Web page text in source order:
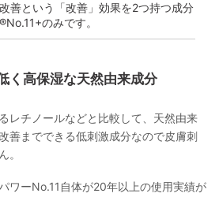
善という「改善」効果を2つ持つ成分
のみです。
く高保湿な天然由来成分
レチノールなどと比較して、天然由来
善までできる低刺激成分なので皮膚刺
。
ワーNo.11自体が20年以上の使用実績が